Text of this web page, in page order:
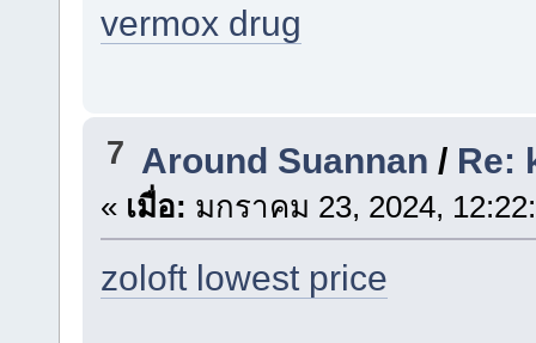
vermox drug
7 Around Suannan / Re:
« เมื่อ: มกราคม 23, 2024,
zoloft lowest price